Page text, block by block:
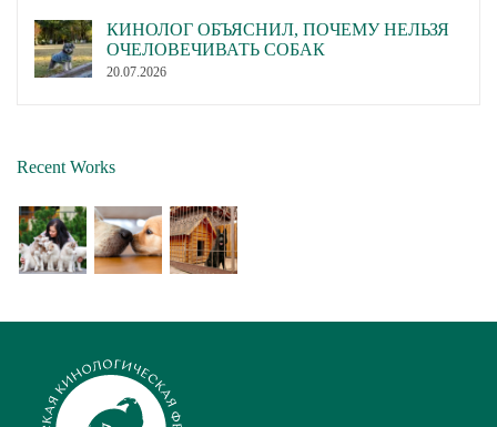
КИНОЛОГ ОБЪЯСНИЛ, ПОЧЕМУ НЕЛЬЗЯ
ОЧЕЛОВЕЧИВАТЬ СОБАК
20.07.2026
Recent Works